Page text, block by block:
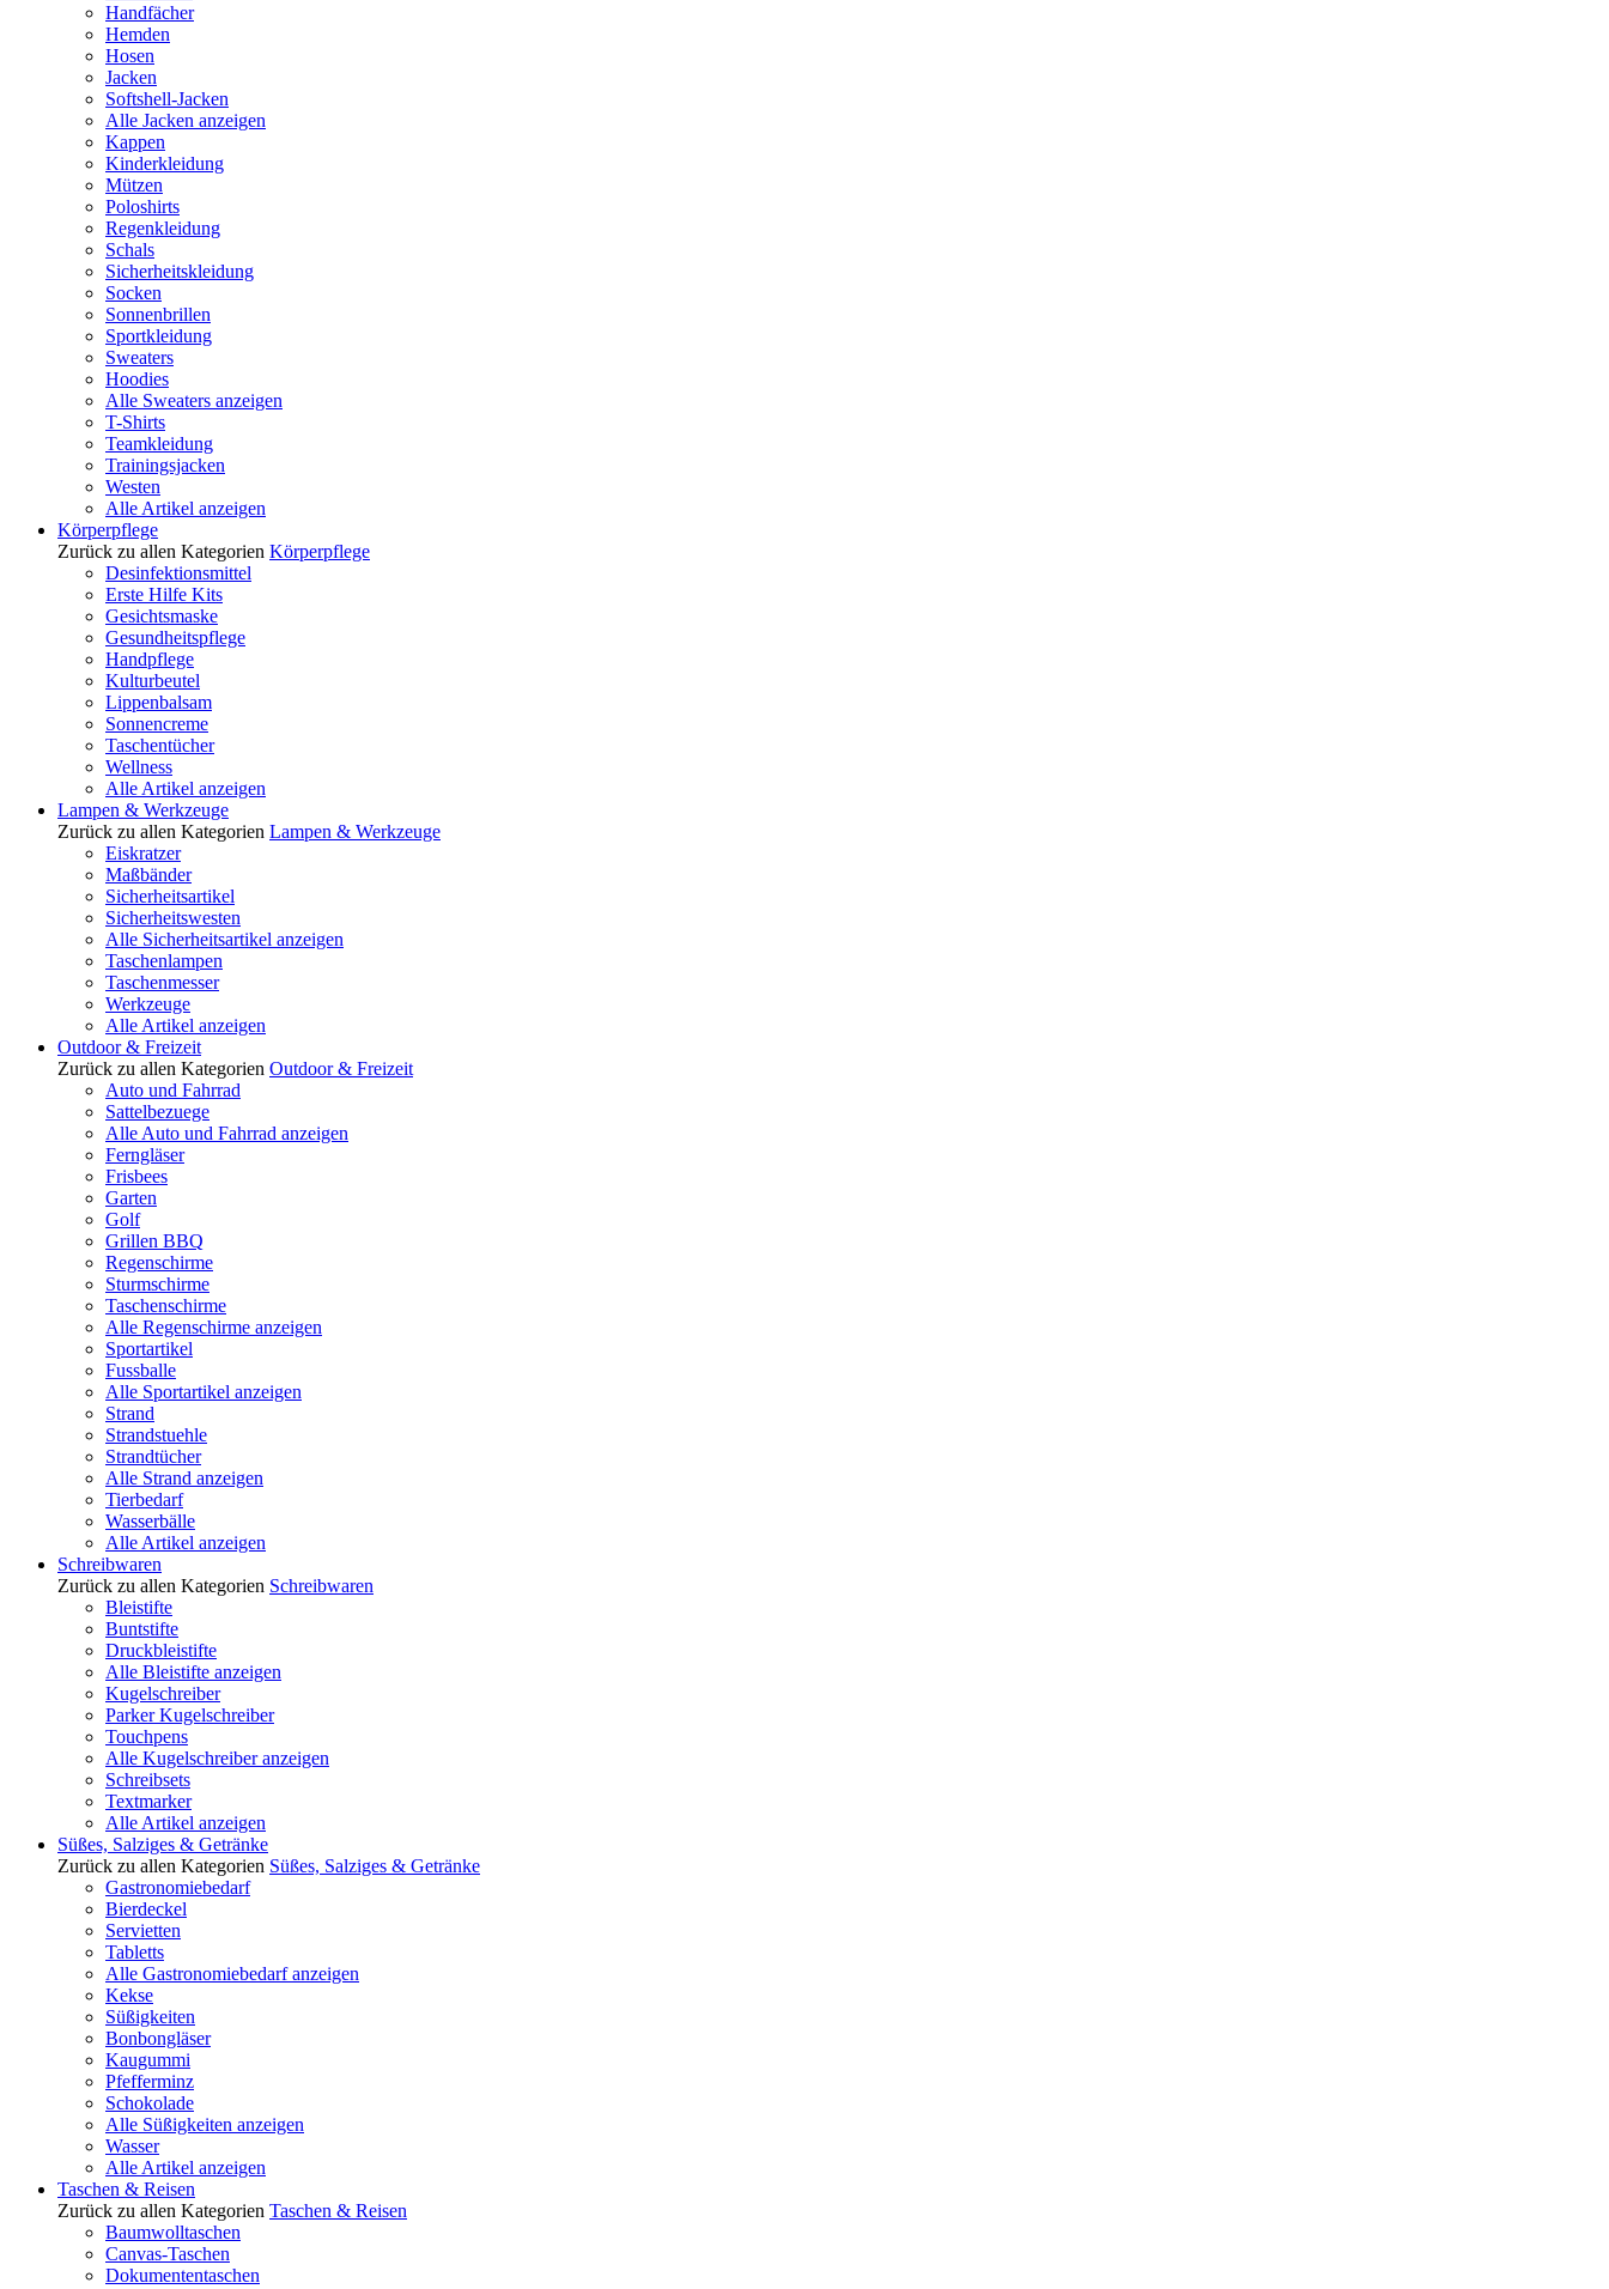
Handfächer
Hemden
Hosen
Jacken
Softshell-Jacken
Alle Jacken anzeigen
Kappen
Kinderkleidung
Mützen
Poloshirts
Regenkleidung
Schals
Sicherheitskleidung
Socken
Sonnenbrillen
Sportkleidung
Sweaters
Hoodies
Alle Sweaters anzeigen
T-Shirts
Teamkleidung
Trainingsjacken
Westen
Alle Artikel anzeigen
Körperpflege
Zurück zu allen Kategorien Körperpflege
Desinfektionsmittel
Erste Hilfe Kits
Gesichtsmaske
Gesundheitspflege
Handpflege
Kulturbeutel
Lippenbalsam
Sonnencreme
Taschentücher
Wellness
Alle Artikel anzeigen
Lampen & Werkzeuge
Zurück zu allen Kategorien Lampen & Werkzeuge
Eiskratzer
Maßbänder
Sicherheitsartikel
Sicherheitswesten
Alle Sicherheitsartikel anzeigen
Taschenlampen
Taschenmesser
Werkzeuge
Alle Artikel anzeigen
Outdoor & Freizeit
Zurück zu allen Kategorien Outdoor & Freizeit
Auto und Fahrrad
Sattelbezuege
Alle Auto und Fahrrad anzeigen
Ferngläser
Frisbees
Garten
Golf
Grillen BBQ
Regenschirme
Sturmschirme
Taschenschirme
Alle Regenschirme anzeigen
Sportartikel
Fussballe
Alle Sportartikel anzeigen
Strand
Strandstuehle
Strandtücher
Alle Strand anzeigen
Tierbedarf
Wasserbälle
Alle Artikel anzeigen
Schreibwaren
Zurück zu allen Kategorien Schreibwaren
Bleistifte
Buntstifte
Druckbleistifte
Alle Bleistifte anzeigen
Kugelschreiber
Parker Kugelschreiber
Touchpens
Alle Kugelschreiber anzeigen
Schreibsets
Textmarker
Alle Artikel anzeigen
Süßes, Salziges & Getränke
Zurück zu allen Kategorien Süßes, Salziges & Getränke
Gastronomiebedarf
Bierdeckel
Servietten
Tabletts
Alle Gastronomiebedarf anzeigen
Kekse
Süßigkeiten
Bonbongläser
Kaugummi
Pfefferminz
Schokolade
Alle Süßigkeiten anzeigen
Wasser
Alle Artikel anzeigen
Taschen & Reisen
Zurück zu allen Kategorien Taschen & Reisen
Baumwolltaschen
Canvas-Taschen
Dokumententaschen